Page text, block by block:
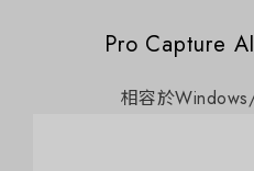
Pro Capture
相容於